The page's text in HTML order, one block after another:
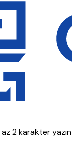
2 karakter yazın